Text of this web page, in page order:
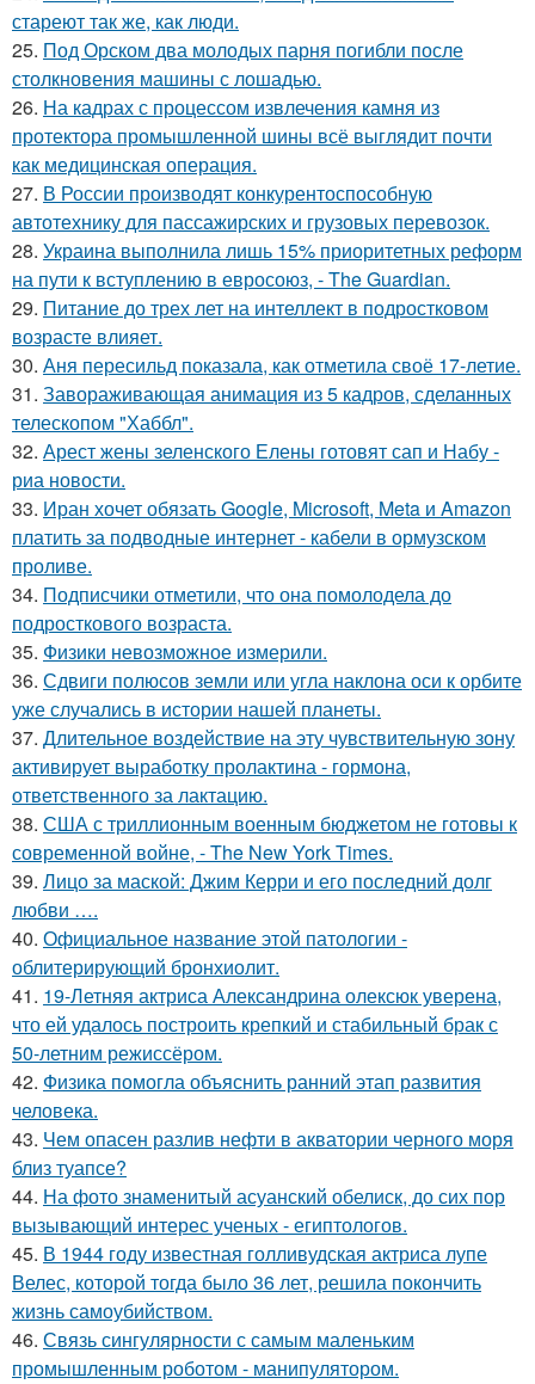
стареют так же, как люди.
25. Под Орском два молодых парня погибли после
столкновения машины с лошадью.
26. На кадрах с процессом извлечения камня из
протектора промышленной шины всё выглядит почти
как медицинская операция.
27. В России производят конкурентоспособную
автотехнику для пассажирских и грузовых перевозок.
28. Украина выполнила лишь 15% приоритетных реформ
на пути к вступлению в евросоюз, - The Guardian.
29. Питание до трех лет на интеллект в подростковом
возрасте влияет.
30. Аня пересильд показала, как отметила своё 17-летие.
31. Завораживающая анимация из 5 кадров, сделанных
телескопом "Хаббл".
32. Арест жены зеленского Елены готовят сап и Набу -
риа новости.
33. Иран хочет обязать Google, Microsoft, Meta и Amazon
платить за подводные интернет - кабели в ормузском
проливе.
34. Подписчики отметили, что она помолодела до
подросткового возраста.
35. Физики невозможное измерили.
36. Сдвиги полюсов земли или угла наклона оси к орбите
уже случались в истории нашей планеты.
37. Длительное воздействие на эту чувствительную зону
активирует выработку пролактина - гормона,
ответственного за лактацию.
38. США с триллионным военным бюджетом не готовы к
современной войне, - The New York Times.
39. Лицо за маской: Джим Керри и его последний долг
любви ….
40. Официальное название этой патологии -
облитерирующий бронхиолит.
41. 19-Летняя актриса Александрина олексюк уверена,
что ей удалось построить крепкий и стабильный брак с
50-летним режиссёром.
42. Физика помогла объяснить ранний этап развития
человека.
43. Чем опасен разлив нефти в акватории черного моря
близ туапсе?
44. На фото знаменитый асуанский обелиск, до сих пор
вызывающий интерес ученых - египтологов.
45. В 1944 году известная голливудская актриса лупе
Велес, которой тогда было 36 лет, решила покончить
жизнь самоубийством.
46. Связь сингулярности с самым маленьким
промышленным роботом - манипулятором.